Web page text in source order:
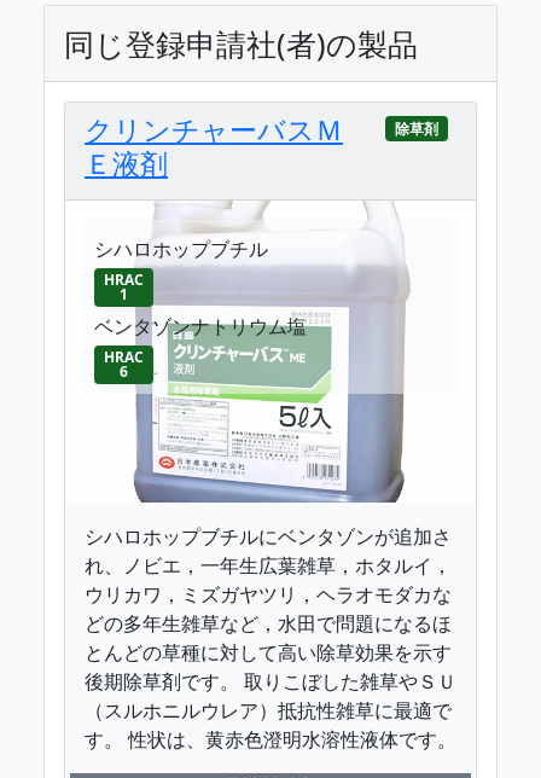
同じ登録申請社(者)の製品
クリンチャーバスＭ
Ｅ液剤
除草剤
シハロホップブチル
HRAC
1
ベンタゾンナトリウム塩
HRAC
6
シハロホップブチルにベンタゾンが追加さ
れ、ノビエ，一年生広葉雑草，ホタルイ，
ウリカワ，ミズガヤツリ，ヘラオモダカな
どの多年生雑草など，水田で問題になるほ
とんどの草種に対して高い除草効果を示す
後期除草剤です。 取りこぼした雑草やＳＵ
（スルホニルウレア）抵抗性雑草に最適で
す。 性状は、黄赤色澄明水溶性液体です。